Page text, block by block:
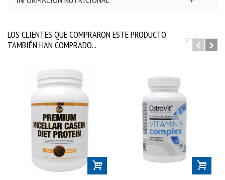
LOS CLIENTES QUE COMPRARON ESTE PRODUCTO
TAMBIÉN HAN COMPRADO...